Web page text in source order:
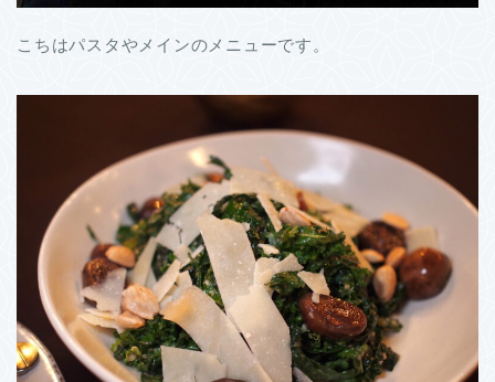
こちはパスタやメインのメニューです。